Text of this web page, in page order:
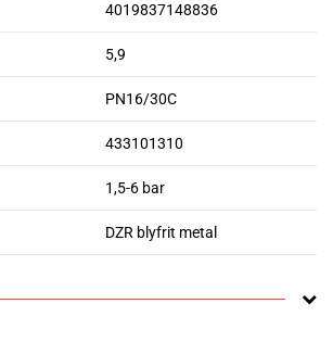
4019837148836
5,9
PN16/30C
433101310
1,5-6 bar
DZR blyfrit metal